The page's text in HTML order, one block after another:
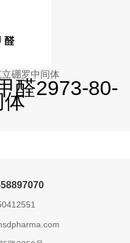
硼罗中间体
醛2973-80-
体